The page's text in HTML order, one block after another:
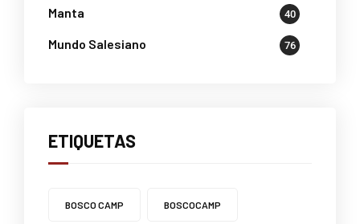
Manta 40
Mundo Salesiano 76
ETIQUETAS
BOSCO CAMP BOSCOCAMP